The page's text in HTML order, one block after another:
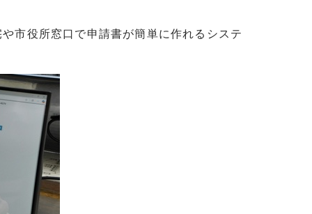
市役所窓口で申請書が簡単に作れるシステ